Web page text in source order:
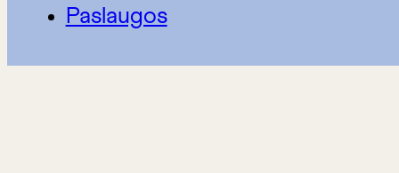
Paslaugos